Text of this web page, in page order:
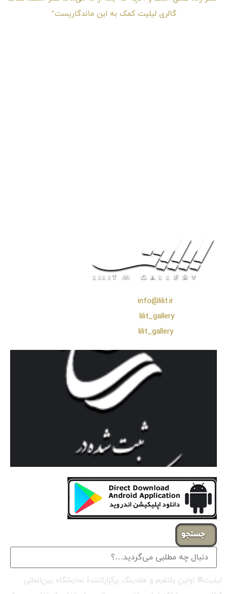
گالری لیلیت کمک به این ماندگاریست”
info@lilit.ir
lilit_gallery
lilit_gallery
جستجو
لیلیت® اولین پلتفرم و هلدینگ برگزارکنندهٔ نمایشگاه بین‌المللی